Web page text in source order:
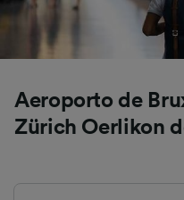
Aeroporto de
Zürich Oerlikon
Lista de parceiros